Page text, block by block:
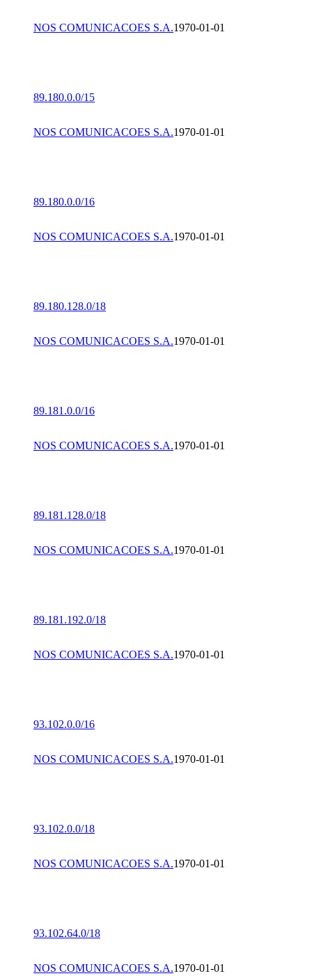
NOS COMUNICACOES S.A.1970-01-01
89.180.0.0/15
NOS COMUNICACOES S.A.1970-01-01
89.180.0.0/16
NOS COMUNICACOES S.A.1970-01-01
89.180.128.0/18
NOS COMUNICACOES S.A.1970-01-01
89.181.0.0/16
NOS COMUNICACOES S.A.1970-01-01
89.181.128.0/18
NOS COMUNICACOES S.A.1970-01-01
89.181.192.0/18
NOS COMUNICACOES S.A.1970-01-01
93.102.0.0/16
NOS COMUNICACOES S.A.1970-01-01
93.102.0.0/18
NOS COMUNICACOES S.A.1970-01-01
93.102.64.0/18
NOS COMUNICACOES S.A.1970-01-01